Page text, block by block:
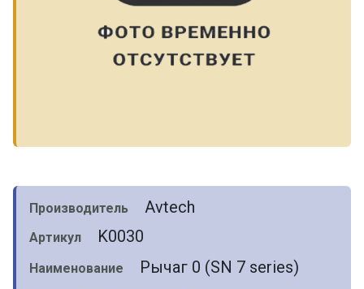
Производитель Avtech
Артикул K0030
Наименование Рычаг 0 (SN 7 series)